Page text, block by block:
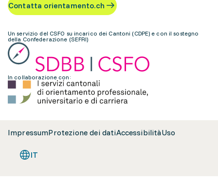
Contatta orientamento.ch
Un servizio del CSFO su incarico dei Cantoni (CDPE) e con il sostegno
della Confederazione (SEFRI)
In collaborazione con:
ImpressumProtezione dei datiAccessibilitàUso
IT